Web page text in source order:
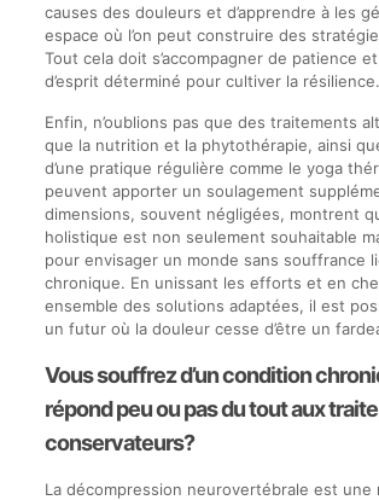
causes des douleurs et d’apprendre à les
espace où l’on peut construire des
Tout cela doit s’accompagner de patience et
d’esprit déterminé pour cultiver la résilience.
Enfin, n’oublions pas que des traitements
que la nutrition et la phytothérapie, ainsi
d’une pratique régulière comme le yoga
peuvent apporter un soulagement
dimensions, souvent négligées, montrent
holistique est non seulement souhaitable
pour envisager un monde sans souffrance
chronique. En unissant les efforts et en
ensemble des solutions adaptées, il est
un futur où la douleur cesse d’être un
Vous souffrez d’un condition
répond peu ou pas du tout aux
conservateurs?
La décompression neurovertébrale est une